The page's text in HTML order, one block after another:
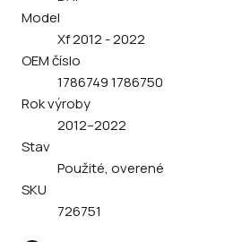
Model
Xf 2012 - 2022
OEM číslo
1786749 1786750
Rok výroby
2012–2022
Stav
Použité, overené
SKU
726751